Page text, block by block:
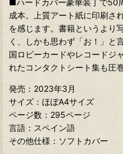
■ハードカバー豪華装丁で50
成本。上質アート紙に印刷さ
を感じます。書籍というより
く、しかも思わず「お！」と
国ロビーカードやレコードジ
れたコンタクトシート集も圧
発売：2023年3月
サイズ：ほぼA4サイズ
ページ数：295ページ
言語：スペイン語
その他仕様：ソフトカバー